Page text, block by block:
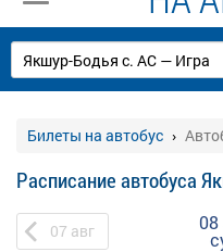
Билеты на автобус
Расписание автобуса
07 авг 08